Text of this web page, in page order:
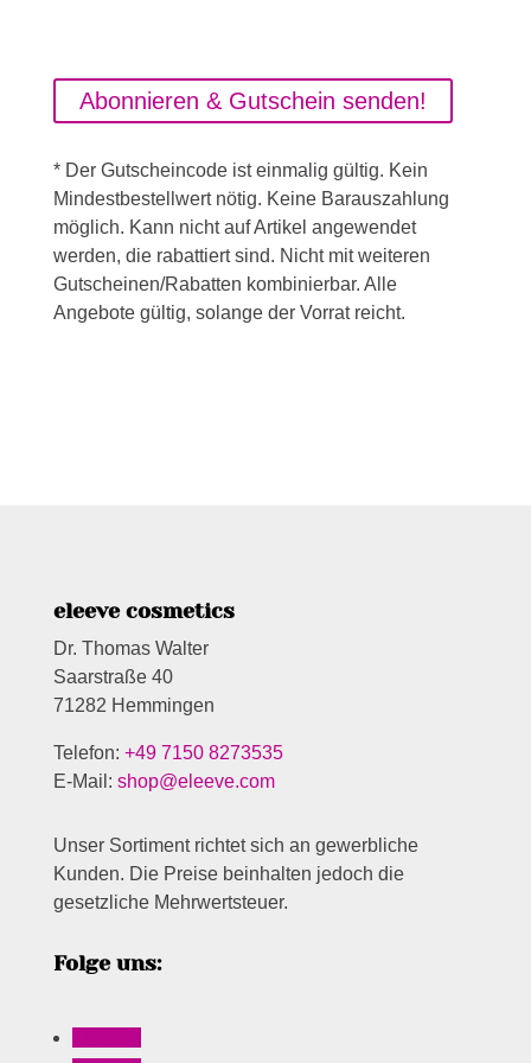
Abonnieren & Gutschein senden!
* Der Gutscheincode ist einmalig gültig. Kein
Mindestbestellwert nötig. Keine Barauszahlung
möglich. Kann nicht auf Artikel angewendet
werden, die rabattiert sind. Nicht mit weiteren
Gutscheinen/Rabatten kombinierbar. Alle
Angebote gültig, solange der Vorrat reicht.
eleeve cosmetics
Dr. Thomas Walter
Saarstraße 40
71282 Hemmingen
Telefon: +49 7150 8273535
E-Mail: shop@eleeve.com
Unser Sortiment richtet sich an gewerbliche
Kunden. Die Preise beinhalten jedoch die
gesetzliche Mehrwertsteuer.
Folge uns: